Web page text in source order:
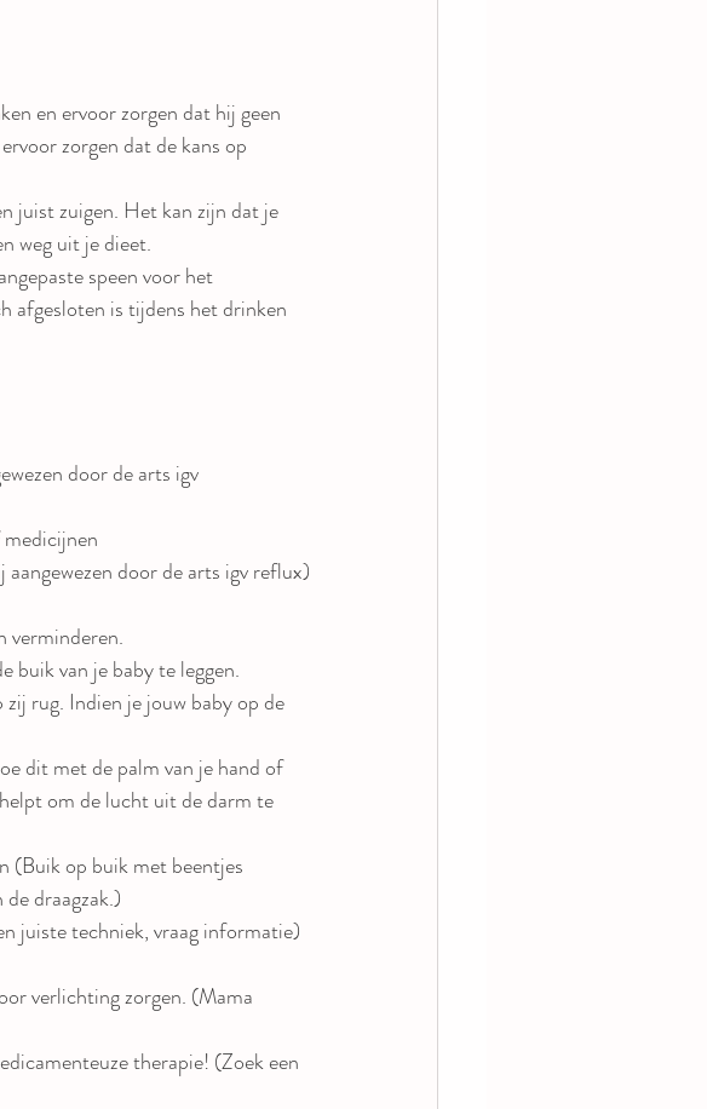
en ervoor zorgen dat hij geen
zorgen dat de kans op
juist zuigen. Het kan zijn dat je
weg uit je dieet.
speen voor het
afgesloten is tijdens het drinken
door de arts igv
door de arts igv reflux)
verminderen.
buik van je baby te leggen.
rug. Indien je jouw baby op de
dit met de palm van je hand of
om de lucht uit de darm te
(Buik op buik met beentjes
draagzak.)
juiste techniek, vraag informatie)
verlichting zorgen. (Mama
therapie! (Zoek een